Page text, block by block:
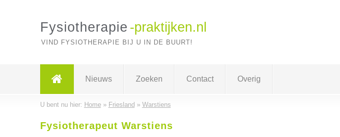
Fysiotherapie -praktijken.nl
VIND FYSIOTHERAPIE BIJ U IN DE BUURT!
Nieuws Zoeken Contact Overig
U bent nu hier: Home» Friesland » Warstiens
Fysiotherapeut Warstiens